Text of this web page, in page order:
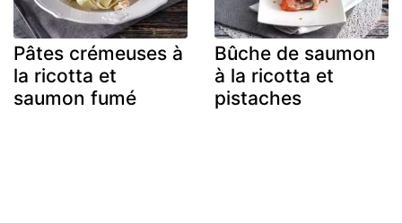
Pâtes crémeuses à
la ricotta et
saumon fumé
Bûche de saumon
à la ricotta et
pistaches